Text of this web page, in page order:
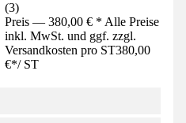
(3)
Preis — 380,00 € * Alle Preise
inkl. MwSt. und ggf. zzgl.
Versandkosten pro ST380,00
€*/ ST